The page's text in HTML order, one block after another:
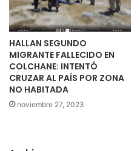
HALLAN SEGUNDO
MIGRANTE FALLECIDO EN
COLCHANE: INTENTÓ
CRUZAR AL PAÍS POR ZONA
NO HABITADA
noviembre 27, 2023